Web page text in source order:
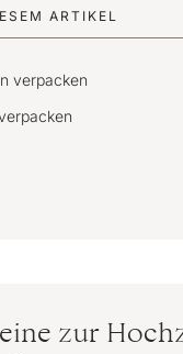
ARTIKEL
verpacken
zur